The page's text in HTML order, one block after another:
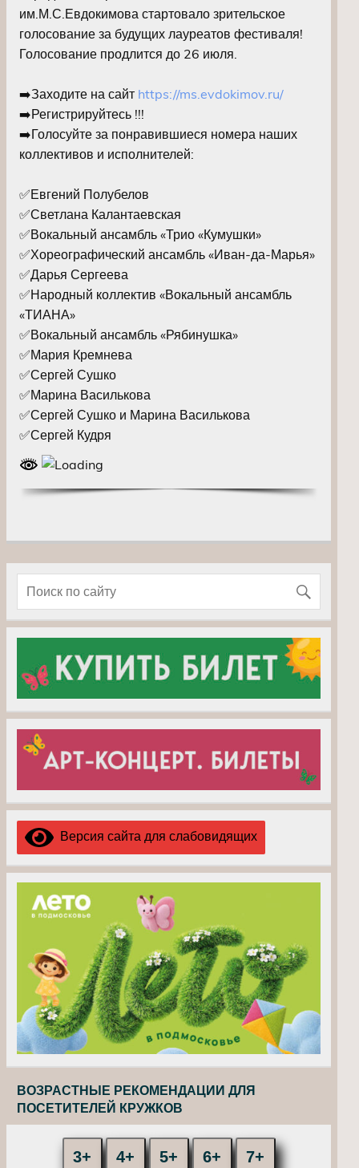
им.М.С.Евдокимова стартовало зрительское
голосование за будущих лауреатов фестиваля!
Голосование продлится до 26 июля.
➡️Заходите на сайт https://ms.evdokimov.ru/
➡️Регистрируйтесь !!!
➡️Голосуйте за понравившиеся номера наших
коллективов и исполнителей:
✅Евгений Полубелов
✅Светлана Калантаевская
✅Вокальный ансамбль «Трио «Кумушки»
✅Хореографический ансамбль «Иван-да-Марья»
✅Дарья Сергеева
✅Народный коллектив «Вокальный ансамбль
«ТИАНА»
✅Вокальный ансамбль «Рябинушка»
✅Мария Кремнева
✅Сергей Сушко
✅Марина Василькова
✅Сергей Сушко и Марина Василькова
✅Сергей Кудря
Версия сайта для слабовидящих
ВОЗРАСТНЫЕ РЕКОМЕНДАЦИИ ДЛЯ
ПОСЕТИТЕЛЕЙ КРУЖКОВ
3+ 4+ 5+ 6+ 7+